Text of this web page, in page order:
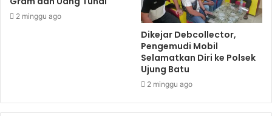
2 minggu ago
Dikejar Debcollector,
Pengemudi Mobil
Selamatkan Diri ke Polsek
Ujung Batu
2 minggu ago